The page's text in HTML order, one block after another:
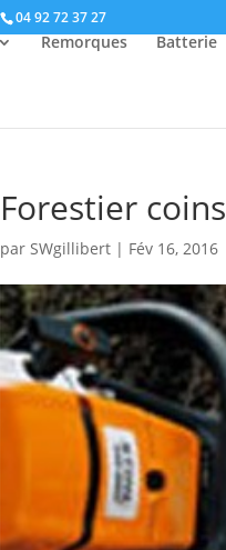
04 92 72 37 27
Remorques Batterie
Forestier coins
parSWgillibert | Fév 16, 2016